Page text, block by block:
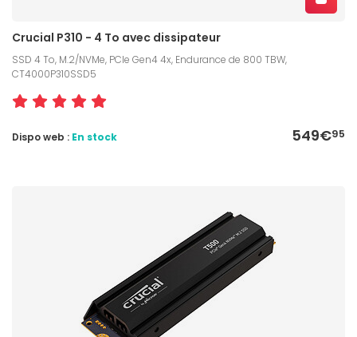
Crucial P310 - 4 To avec dissipateur
SSD 4 To, M.2/NVMe, PCIe Gen4 4x, Endurance de 800 TBW,
CT4000P310SSD5
549€95
Dispo web : En stock